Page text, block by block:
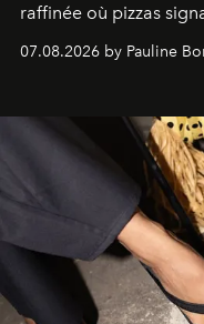
raffinée où pizzas
07.08.2026 by Pauline